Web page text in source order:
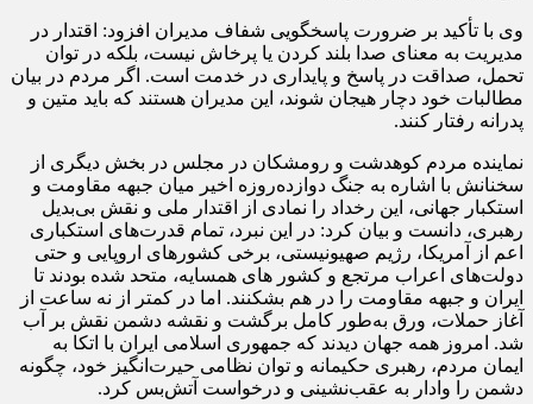
وی با تأکید بر ضرورت پاسخگویی شفاف مدیران افزود: اقتدار در
مدیریت به معنای صدا بلند کردن یا پرخاش نیست، بلکه در توان
تحمل، صداقت در پاسخ و پایداری در خدمت است. اگر مردم در بیان
مطالبات خود دچار هیجان شوند، این مدیران هستند که باید متین و
پدرانه رفتار کنند.
نماینده مردم کوهدشت و رومشکان در مجلس در بخش دیگری از
سخنانش با اشاره به جنگ دوازده‌روزه اخیر میان جبهه مقاومت و
استکبار جهانی، این رخداد را نمادی از اقتدار ملی و نقش بی‌بدیل
رهبری، دانست و بیان کرد: در این نبرد، تمام قدرت‌های استکباری
اعم از آمریکا، رژیم صهیونیستی، برخی کشورهای اروپایی و حتی
دولت‌های اعراب مرتجع و کشور های همسایه، متحد شده بودند تا
ایران و جبهه مقاومت را در هم بشکنند. اما در کمتر از نه ساعت از
آغاز حملات، ورق به‌طور کامل برگشت و نقشه دشمن نقش بر آب
شد. امروز همه جهان دیدند که جمهوری اسلامی ایران با اتکا به
ایمان مردم، رهبری حکیمانه و توان نظامی حیرت‌انگیز خود، چگونه
دشمن را وادار به عقب‌نشینی و درخواست آتش‌بس کرد.